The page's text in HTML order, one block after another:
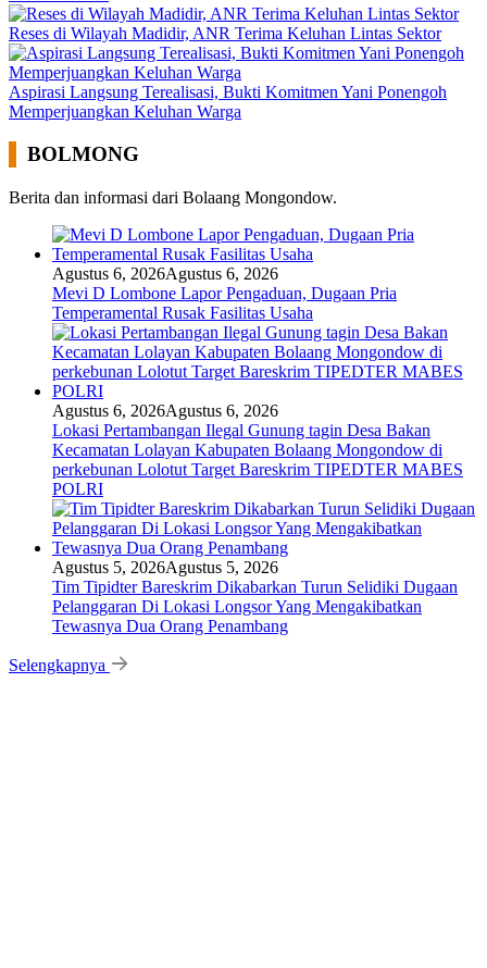
Reses di Wilayah Madidir, ANR Terima Keluhan Lintas Sektor
Aspirasi Langsung Terealisasi, Bukti Komitmen Yani Ponengoh
Memperjuangkan Keluhan Warga
BOLMONG
Berita dan informasi dari Bolaang Mongondow.
Agustus 6, 2026Agustus 6, 2026
Mevi D Lombone Lapor Pengaduan, Dugaan Pria
Temperamental Rusak Fasilitas Usaha
Agustus 6, 2026Agustus 6, 2026
Lokasi Pertambangan Ilegal Gunung tagin Desa Bakan
Kecamatan Lolayan Kabupaten Bolaang Mongondow di
perkebunan Lolotut Target Bareskrim TIPEDTER MABES
POLRI
Agustus 5, 2026Agustus 5, 2026
Tim Tipidter Bareskrim Dikabarkan Turun Selidiki Dugaan
Pelanggaran Di Lokasi Longsor Yang Mengakibatkan
Tewasnya Dua Orang Penambang
Selengkapnya